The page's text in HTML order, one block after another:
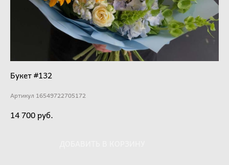
Букет #132
Артикул 16549722705172
14 700 pуб.